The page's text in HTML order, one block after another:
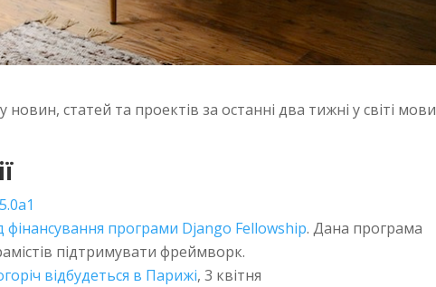
новин, статей та проектів за останні два тижні у світі мови
фінансування програми Django Fellowship. Дана програма
підтримувати фреймворк.
відбудеться в Парижі, 3 квітня